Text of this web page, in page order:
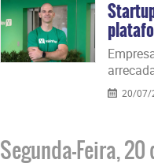
20/07/
Segunda-Feira,